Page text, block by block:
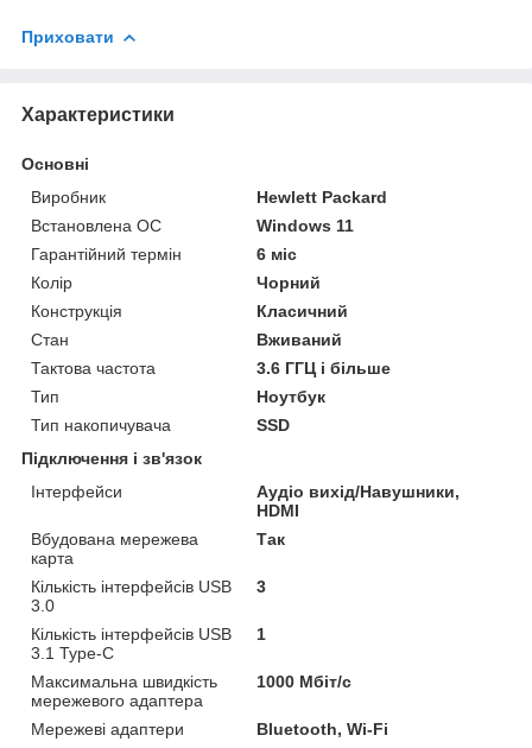
Приховати
Характеристики
Основні
Виробник
Hewlett Packard
Встановлена ОС
Windows 11
Гарантійний термін
6 міс
Колір
Чорний
Конструкція
Класичний
Стан
Вживаний
Тактова частота
3.6 ГГЦ і більше
Тип
Ноутбук
Тип накопичувача
SSD
Підключення і зв'язок
Інтерфейси
Аудіо вихід/Навушники,
HDMI
Вбудована мережева
карта
Так
Кількість інтерфейсів USB
3.0
3
Кількість інтерфейсів USB
3.1 Type-C
1
Максимальна швидкість
мережевого адаптера
1000 Мбіт/с
Мережеві адаптери
Bluetooth, Wi-Fi